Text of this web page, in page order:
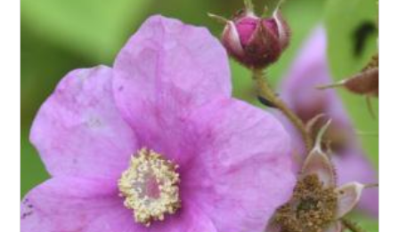
Exposition
Feuillage
Rusticité
Type de sol